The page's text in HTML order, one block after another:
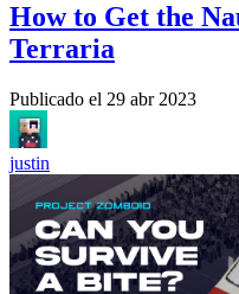
How to Get the
Terraria
Publicado el 29 abr 2023
justin